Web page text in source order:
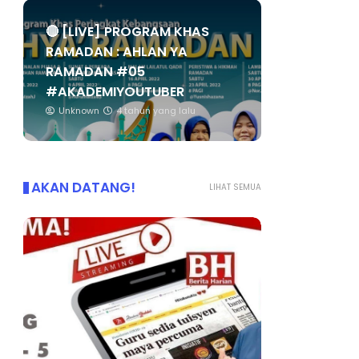
🔴 [LIVE] PROGRAM KHAS
RAMADAN : AHLAN YA
RAMADAN #05
#AKADEMIYOUTUBER
Unknown 4 tahun yang lalu